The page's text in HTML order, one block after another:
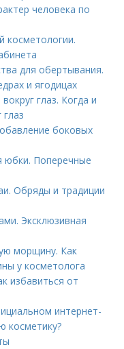
человека по
косметологии.
для обертывания.
и ягодицах
глаз. Когда и
боковых
юбки. Поперечные
Обряды и традиции
Эксклюзивная
морщину. Как
у косметолога
избавиться от
интернет-
косметику?